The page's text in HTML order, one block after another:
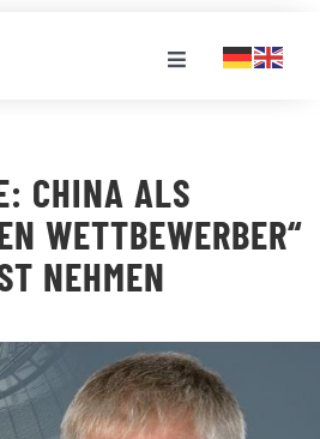
Toggle
CHINA ALS
WETTBEWERBER“
NEHMEN